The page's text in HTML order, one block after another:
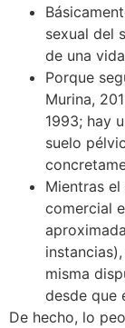
sexual del
de una
Porque
Murina,
1993; hay
suelo
Mientras
comercial
misma
desde que
De hecho, lo